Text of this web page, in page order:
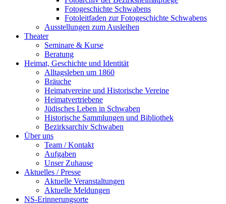
Fotogeschichte Schwabens
Fotoleitfaden zur Fotogeschichte Schwabens
Ausstellungen zum Ausleihen
Theater
Seminare & Kurse
Beratung
Heimat, Geschichte und Identität
Alltagsleben um 1860
Bräuche
Heimatvereine und Historische Vereine
Heimatvertriebene
Jüdisches Leben in Schwaben
Historische Sammlungen und Bibliothek
Bezirksarchiv Schwaben
Über uns
Team / Kontakt
Aufgaben
Unser Zuhause
Aktuelles / Presse
Aktuelle Veranstaltungen
Aktuelle Meldungen
NS-Erinnerungsorte